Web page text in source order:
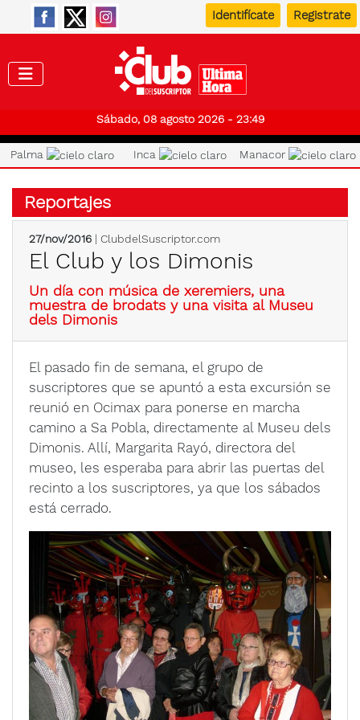
Identifícate Registrate
Sábado, 08 agosto 2026 - 23:49
Palma Inca Manacor
Reportajes
27/nov/2016 | ClubdelSuscriptor.com
El Club y los Dimonis
Un día con música de xeremiers, una
muestra de brodats y una visita al Museu
dels Dimonis
El pasado fin de semana, el grupo de
suscriptores que se apuntó a esta excursión se
reunió en Ocimax para ponerse en marcha
camino a Sa Pobla, directamente al Museu dels
Dimonis. Allí, Margarita Rayó, directora del
museo, les esperaba para abrir las puertas del
recinto a los suscriptores, ya que los sábados
está cerrado.